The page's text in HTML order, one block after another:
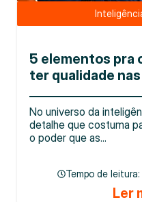
5 elementos pra
ter qualidade
No universo da
detalhe que costuma
o poder que as...
Tempo de
Ler